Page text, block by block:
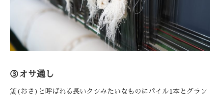
③オサ通し
筬(おさ)と呼ばれる長いクシみたいなものにパイル1本とグラン